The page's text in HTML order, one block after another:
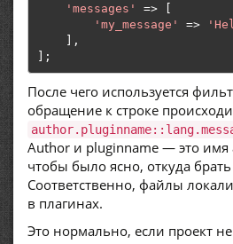
'messages'
=>
[
'my_message'
=>
],
];
После чего используется
обращение к строке
Author и pluginname — это имя
чтобы было ясно, откуда брать
Соответственно, файлы
в плагинах.
Это нормально, если проект